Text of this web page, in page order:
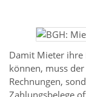
Damit Mieter ihre
können, muss
Rechnungen,
Zahlungsbelege